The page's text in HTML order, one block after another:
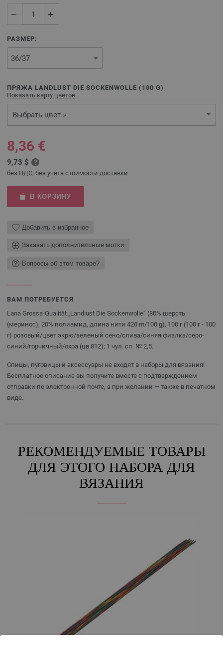
РАЗМЕР:
ПРЯЖА LANDLUST DIE SOCKENWOLLE ( 100 G)
Показать карту цветов
Выбрать цвет »
8,36 €
9,73 $
без НДС, без учета стоимости доставки
В КОРЗИНУ
Добавить в избранное
Заказать дополнительные мотки
Вопросы об этом товаре?
ВАМ ПОТРЕБУЕТСЯ
Lana Grossa-Qualität „Landlust Die Sockenwolle“ (80% шерсть
(меринос), 20% полиамид, длина нити 420 m/100 g), 100 г (100 г - 100
г) розовый/цвет экрю/зеленый сено/слива/синяя фиалка/серо-
синий/горчичный/охра (цв 812); 1 чул. сп. № 2,5.
Спицы, пуговицы и аксессуары не входят в наборы для вязания!
Бесплатное описание вы получите вместе с подтверждением
отправки по электронной почте, а при желании — также в печатном
виде.
РЕКОМЕНДУЕМЫЕ ТОВАРЫ
ДЛЯ ЭТОГО НАБОРА ДЛЯ
ВЯЗАНИЯ